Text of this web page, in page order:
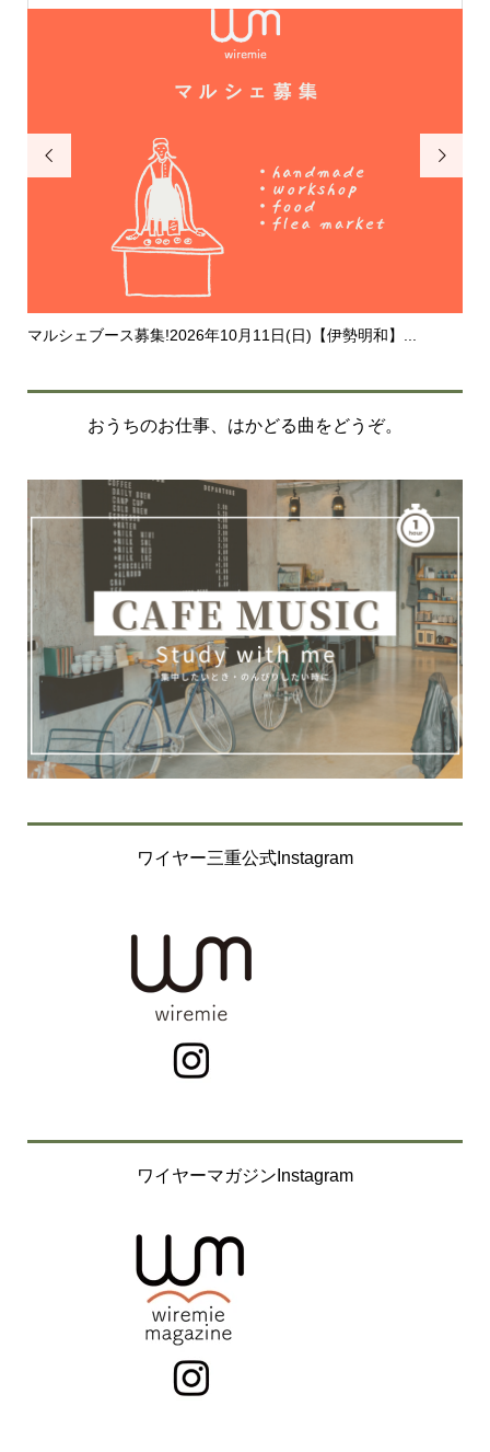

マルシェブース募集!2026年10月11日(日)【伊勢明和】...

おうちのお仕事、はかどる曲をどうぞ。
ワイヤー三重公式Instagram
ワイヤーマガジンInstagram